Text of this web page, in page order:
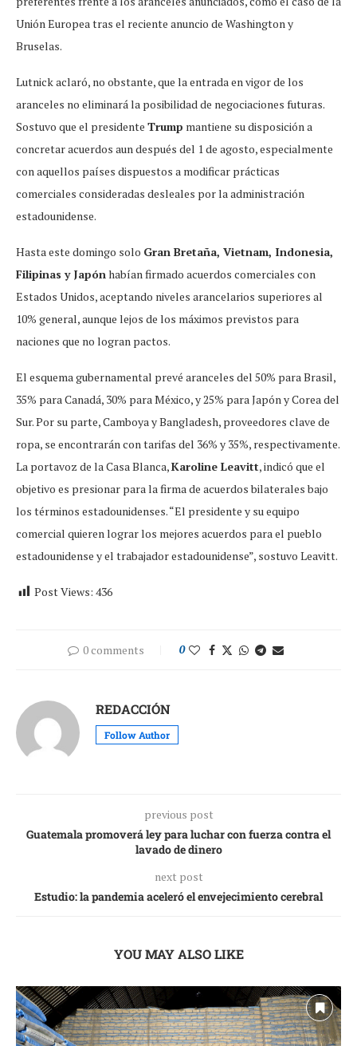
Unión Europea tras el reciente anuncio de Washington y
Bruselas.
Lutnick aclaró, no obstante, que la entrada en vigor de los
aranceles no eliminará la posibilidad de negociaciones futuras.
Sostuvo que el presidente Trump mantiene su disposición a
concretar acuerdos aun después del 1 de agosto, especialmente
con aquellos países dispuestos a modificar prácticas
comerciales consideradas desleales por la administración
estadounidense.
Hasta este domingo solo Gran Bretaña, Vietnam, Indonesia,
Filipinas y Japón habían firmado acuerdos comerciales con
Estados Unidos, aceptando niveles arancelarios superiores al
10% general, aunque lejos de los máximos previstos para
naciones que no logran pactos.
El esquema gubernamental prevé aranceles del 50% para Brasil,
35% para Canadá, 30% para México, y 25% para Japón y Corea del
Sur. Por su parte, Camboya y Bangladesh, proveedores clave de
ropa, se encontrarán con tarifas del 36% y 35%, respectivamente.
La portavoz de la Casa Blanca,Karoline Leavitt, indicó que el
objetivo es presionar para la firma de acuerdos bilaterales bajo
los términos estadounidenses. “El presidente y su equipo
comercial quieren lograr los mejores acuerdos para el pueblo
estadounidense y el trabajador estadounidense”, sostuvo Leavitt.
Post Views: 436
0 comments 0
REDACCIÓN
Follow Author
previous post
Guatemala promoverá ley para luchar con fuerza contra el
lavado de dinero
next post
Estudio: la pandemia aceleró el envejecimiento cerebral
YOU MAY ALSO LIKE